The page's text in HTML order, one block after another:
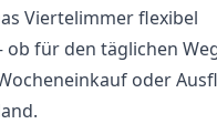
Viertelimmer flexibel
ob für den täglichen
oder